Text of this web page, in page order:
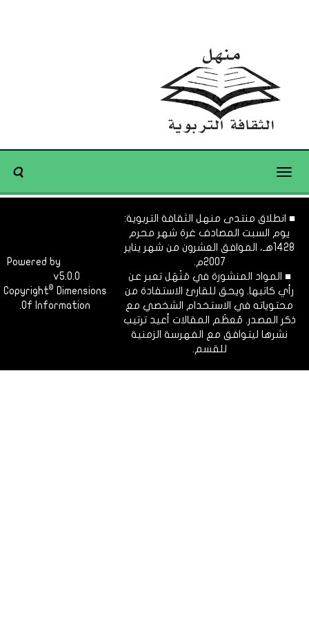
Toggle
■ انطلاق منتدى منهل الثقافة التربوية:
يوم السبت المصادف غرة شهر محرم
1428هـ، الموافق العشرون من شهر يناير
2007م.
■ المواد المنشورة في مَنْهَل تعبر عن
رأي كاتبها. ويحق للقارئ الاستفادة من
محتوياته في الاستخدام الشخصي مع
ذكر المصدر. مُعظَم المقالات أعيد ترتيب
نشرها ليتوافق مع الفهرسة الزمنية
للقسم.
Powered by
v5.0.0
Copyright©
Dimensions
Of Information.